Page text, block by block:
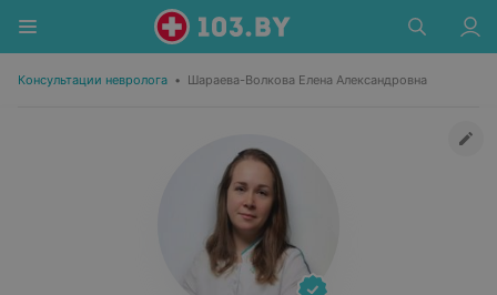
Консультации невролога • Шараева-Волкова Елена Александровна